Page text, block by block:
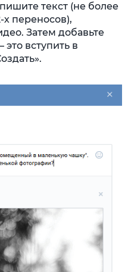
текст (не более
переносов),
Затем добавьте
вступить в